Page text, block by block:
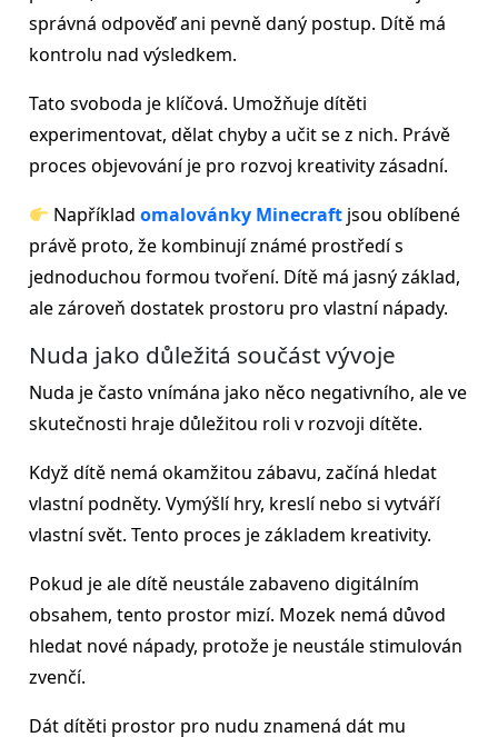
správná odpověď ani pevně daný postup. Dítě má
kontrolu nad výsledkem.
Tato svoboda je klíčová. Umožňuje dítěti
experimentovat, dělat chyby a učit se z nich. Právě
proces objevování je pro rozvoj kreativity zásadní.
Napříkladomalovánky Minecraft jsou oblíbené
právě proto, že kombinují známé prostředí s
jednoduchou formou tvoření. Dítě má jasný základ,
ale zároveň dostatek prostoru pro vlastní nápady.
Nuda jako důležitá součást vývoje
Nuda je často vnímána jako něco negativního, ale ve
skutečnosti hraje důležitou roli v rozvoji dítěte.
Když dítě nemá okamžitou zábavu, začíná hledat
vlastní podněty. Vymýšlí hry, kreslí nebo si vytváří
vlastní svět. Tento proces je základem kreativity.
Pokud je ale dítě neustále zabaveno digitálním
obsahem, tento prostor mizí. Mozek nemá důvod
hledat nové nápady, protože je neustále stimulován
zvenčí.
Dát dítěti prostor pro nudu znamená dát mu